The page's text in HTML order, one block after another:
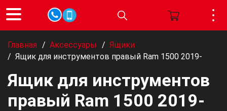
Главная / Аксессуары / Ящики
/ Ящик для инструментов правый Ram 1500 2019-
Ящик для инструментов
правый Ram 1500 2019-